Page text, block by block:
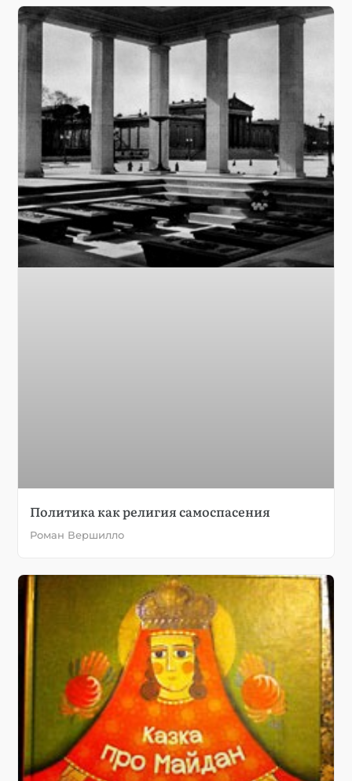
Политика как религия самоспасения
Роман Вершилло